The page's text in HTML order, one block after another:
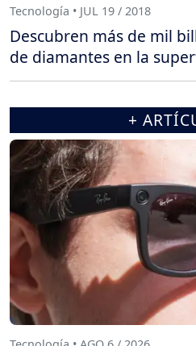
Tecnología • JUL 19 / 2018
Descubren más de mil
de diamantes en la
+